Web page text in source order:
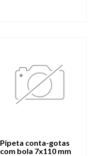
Pipeta conta-gotas
com bola 7x110 mm